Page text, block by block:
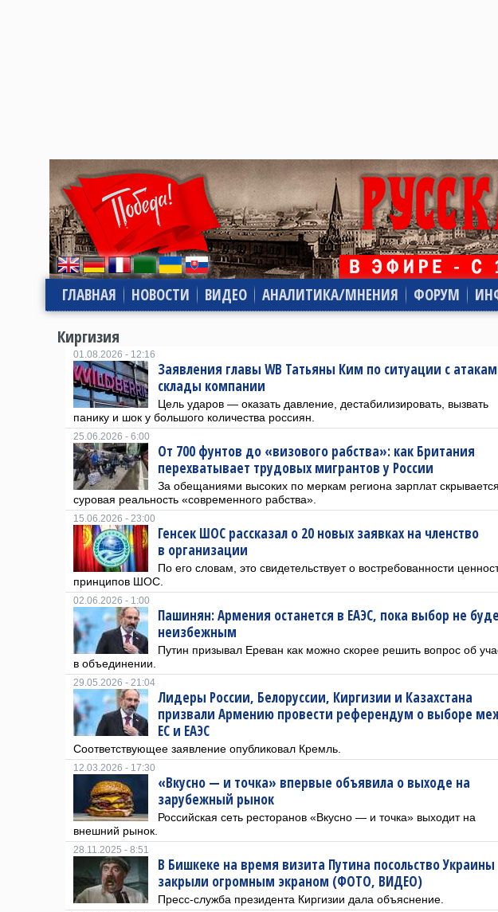
ГЛАВНАЯ НОВОСТИ ВИДЕО АНАЛИТИКА/МНЕНИЯ ФОРУМ
Киргизия
01.08.2026 - 12:16
Заявления главы WB Татьяны Ким по ситуации с
склады компании
Цель ударов — оказать давление, дестабилизировать, вызвать
панику и шок у большого количества россиян.
25.06.2026 - 6:00
От 700 фунтов до «визового рабства»: как Британия
перехватывает трудовых мигрантов у России
За обещаниями высоких по меркам региона зарплат скрывается
суровая реальность «современного рабства».
15.06.2026 - 23:00
Генсек ШОС рассказал о 20 новых заявках на членство
в организации
По его словам, это свидетельствует о востребованности
принципов ШОС.
02.06.2026 - 1:00
Пашинян: Армения останется в ЕАЭС, пока выбор не
неизбежным
Путин призывал Ереван как можно скорее решить вопрос об
в объединении.
29.05.2026 - 21:04
Лидеры России, Белоруссии, Киргизии и Казахстана
призвали Армению провести референдум о выборе
ЕС и ЕАЭС
​Соответствующее заявление опубликовал Кремль.
12.03.2026 - 17:30
«Вкусно — и точка» впервые объявила о выходе на
зарубежный рынок
Российская сеть ресторанов «Вкусно — и точка» выходит на
внешний рынок.
28.11.2025 - 8:51
В Бишкеке на время визита Путина посольство Украины
закрыли огромным экраном (ФОТО, ВИДЕО)
Пресс-служба президента Киргизии дала объяснение.